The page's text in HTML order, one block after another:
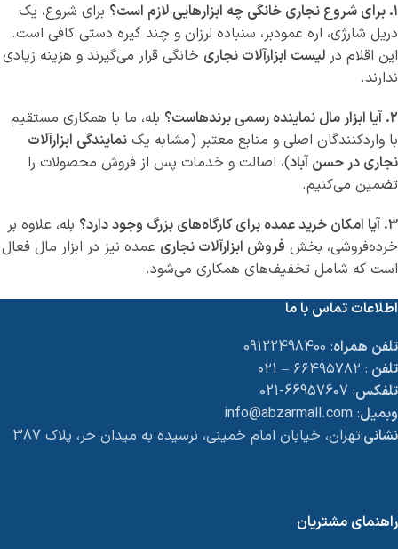
۱. برای شروع نجاری خانگی چه ابزارهایی لازم است؟
برای شروع، یک
دریل شارژی، اره عمودبر، سنباده لرزان و چند گیره دستی کافی است.
این اقلام در لیست ابزارآلات نجاری خانگی قرار می‌گیرند و هزینه زیادی
ندارند.
۲. آیا ابزار مال نماینده رسمی برندهاست؟
بله، ما با همکاری مستقیم
با واردکنندگان اصلی و منابع معتبر (مشابه یک نمایندگی ابزارآلات
نجاری در حسن آباد)، اصالت و خدمات پس از فروش محصولات را
تضمین می‌کنیم.
۳. آیا امکان خرید عمده برای کارگاه‌های بزرگ وجود دارد؟
بله، علاوه بر
خرده‌فروشی، بخش فروش ابزارآلات نجاری عمده نیز در ابزار مال فعال
است که شامل تخفیف‌های همکاری می‌شود.
اطلاعات تماس با ما
تلفن همراه: 09122498400
تلفن : ۶۶۴۹۵۷۸۲ – ۰۲۱
تلفکس: 66957607-021
وبمیل: info@abzarmall.com
نشانی:تهران، خیابان امام خمینی، نرسیده به میدان حر، پلاک 387
راهنمای مشتریان